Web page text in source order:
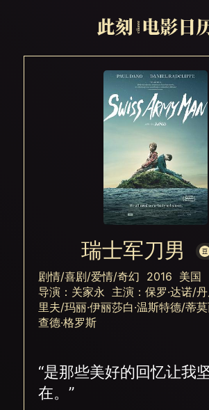
瑞士军刀男
剧情/喜剧/爱情/奇幻 2016 美国
导演：关家永 主演：保罗·达诺/丹
里夫/玛丽·伊丽莎白·温斯特德/蒂
查德·格罗斯
“是那些美好的回忆让我
在。”